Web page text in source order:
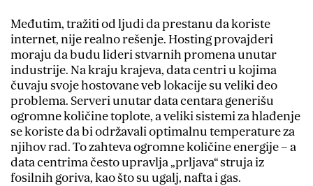
Međutim, tražiti od ljudi da prestanu da koriste
internet, nije realno rešenje. Hosting provajderi
moraju da budu lideri stvarnih promena unutar
industrije. Na kraju krajeva, data centri u kojima
čuvaju svoje hostovane veb lokacije su veliki deo
problema. Serveri unutar data centara generišu
ogromne količine toplote, a veliki sistemi za hlađenje
se koriste da bi održavali optimalnu temperature za
njihov rad. To zahteva ogromne količine energije – a
data centrima često upravlja „prljava“ struja iz
fosilnih goriva, kao što su ugalj, nafta i gas.